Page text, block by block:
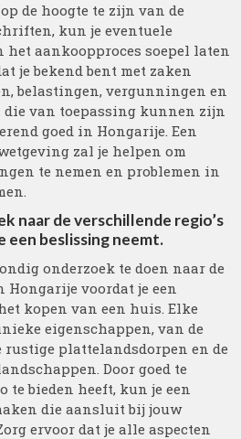
de hoogte te zijn van de
kun je eventuele
aankoopproces soepel laten
je bekend bent met zaken
belastingen, vergunningen en
die van toepassing kunnen zijn
goed in Hongarije. Een
zal je helpen om
te nemen en problemen in
naar de verschillende regio’s
een beslissing neemt.
onderzoek te doen naar de
Hongarije voordat je een
kopen van een huis. Elke
eigenschappen, van de
rustige plattelandsdorpen en de
Door goed te
te bieden heeft, kun je een
die aansluit bij jouw
ervoor dat je alle aspecten